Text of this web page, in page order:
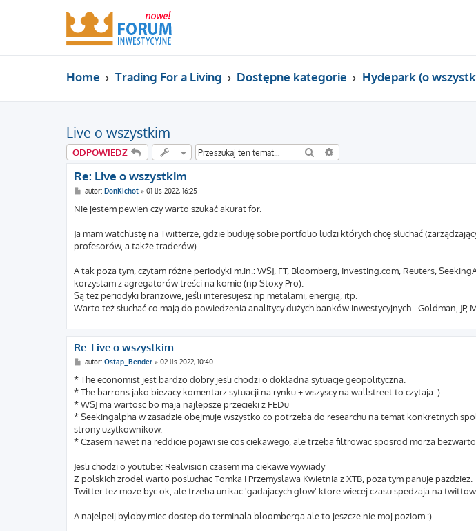
Home Trading For a Living Dostępne kategorie Hydepark (o
Live o wszystkim
ODPOWIEDZ Szukaj
Re: Live o wszystkim
P
s
t
autor: DonKichot» 01 lis 2022, 16:25
Nie jestem pewien czy warto szukać akurat for.
Ja mam watchlistę na Twitterze, gdzie buduję sobie portfolio ludzi których chcę słuchać
profesorów, a także traderów).
A tak poza tym, czytam różne periodyki m.in.: WSJ, FT, Bloomberg, Investing.com, Reuters,
korzystam z agregatorów treści na komie (np Stoxy Pro).
Są też periodyki branżowe, jeśli interesujesz np metalami, energią, itp.
Warto też słuchać co mają do powiedzenia analitycy dużych banków inwestycyjnych - Goldman, JP,
Re: Live o wszystkim
P
s
t
autor: Ostap_Bender» 02 lis 2022, 10:40
* The economist jest bardzo dobry jesli chodzi o dokladna sytuacje geopolityczna.
* The barrons jako biezacy komentarz sytuacji na rynku + wszyscy na wallstreet to czytaja :)
* WSJ ma wartosc bo maja najlepsze przecieki z FEDu
* Seekingalpha w zasadzie obejmuje wszystko co potrzeba do researchu na temat konkretnych
strony uzytkownikow.
* Czasem nawet na reddicie pojawi sie cos ciekawego, ale trzeba filtrowac sposrod morza
Jesli chodzi o youtube: Realvision czasem ma ciekawe wywiady
Z polskich zrodel warto posluchac Tomka i Przemyslawa Kwietnia z XTB, poza tym panuje pazdziez.
Twitter tez moze byc ok, ale trzeba unikac 'gadajacych glow' ktore wiecej czasu spedzaja na
A najelpeij byloby miec dostep do terminala bloomberga ale to jeszcze nie moj poziom :)